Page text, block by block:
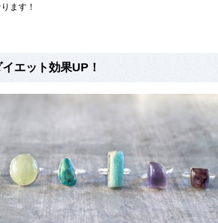
ます！
エット効果UP！